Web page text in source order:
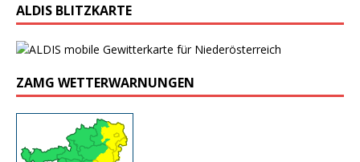
ALDIS BLITZKARTE
ZAMG WETTERWARNUNGEN